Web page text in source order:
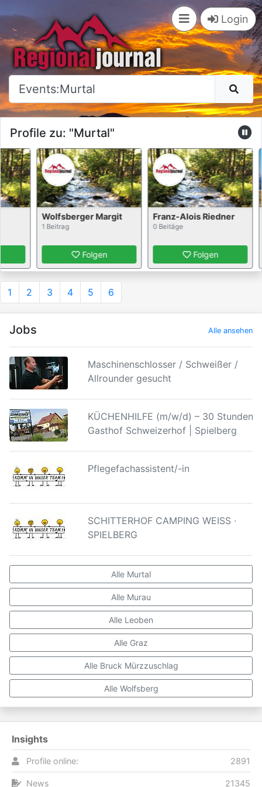
Login
Profile zu: "Murtal"
Wolfsberger Margit
1 Beitrag
Folgen
Franz-Alois Riedner
0 Beitäge
Folgen
1 2 3 4 5 6
Jobs Alle ansehen
Maschinenschlosser / Schweißer /
Allrounder gesucht
KÜCHENHILFE (m/w/d) – 30 Stunden |
Gasthof Schweizerhof | Spielberg
Pflegefachassistent/-in
SCHITTERHOF CAMPING WEISS ·
SPIELBERG
Alle Murtal
Alle Murau
Alle Leoben
Alle Graz
Alle Bruck Mürzzuschlag
Alle Wolfsberg
Insights
Profile online: 2891
News 21345